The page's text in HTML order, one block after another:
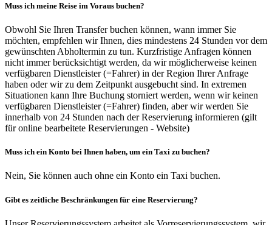
Muss ich meine Reise im Voraus buchen?
Obwohl Sie Ihren Transfer buchen können, wann immer Sie
möchten, empfehlen wir Ihnen, dies mindestens 24 Stunden vor dem
gewünschten Abholtermin zu tun. Kurzfristige Anfragen können
nicht immer berücksichtigt werden, da wir möglicherweise keinen
verfügbaren Dienstleister (=Fahrer) in der Region Ihrer Anfrage
haben oder wir zu dem Zeitpunkt ausgebucht sind. In extremen
Situationen kann Ihre Buchung storniert werden, wenn wir keinen
verfügbaren Dienstleister (=Fahrer) finden, aber wir werden Sie
innerhalb von 24 Stunden nach der Reservierung informieren (gilt
für online bearbeitete Reservierungen - Website)
Muss ich ein Konto bei Ihnen haben, um ein Taxi zu buchen?
Nein, Sie können auch ohne ein Konto ein Taxi buchen.
Gibt es zeitliche Beschränkungen für eine Reservierung?